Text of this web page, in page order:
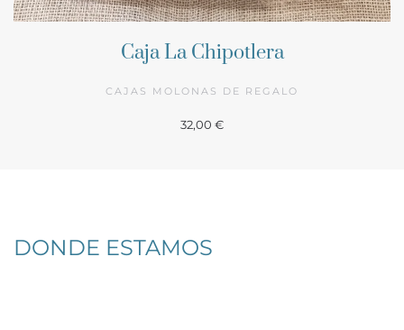
Caja La Chipotlera
CAJAS MOLONAS DE REGALO
32,00 €
DONDE ESTAMOS